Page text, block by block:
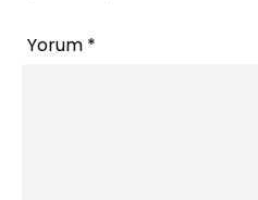
Yorum *